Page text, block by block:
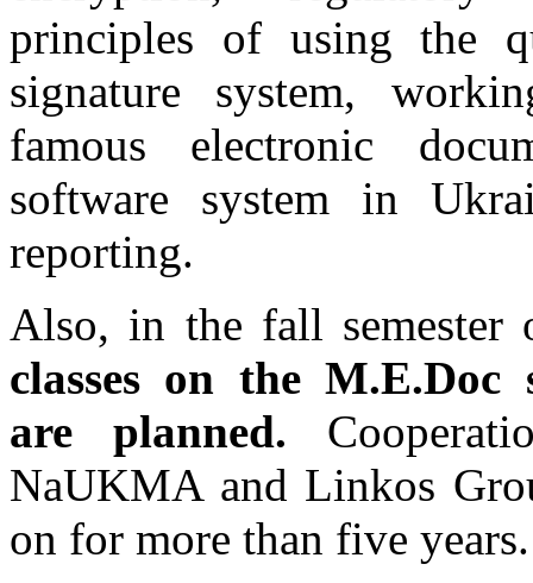
principles of using the
signature system,
famous electronic
software system in
reporting.
Also, in the fall
classes on the M.E.Doc
are planned.
NaUKMA and Linkos
on for more than five years.